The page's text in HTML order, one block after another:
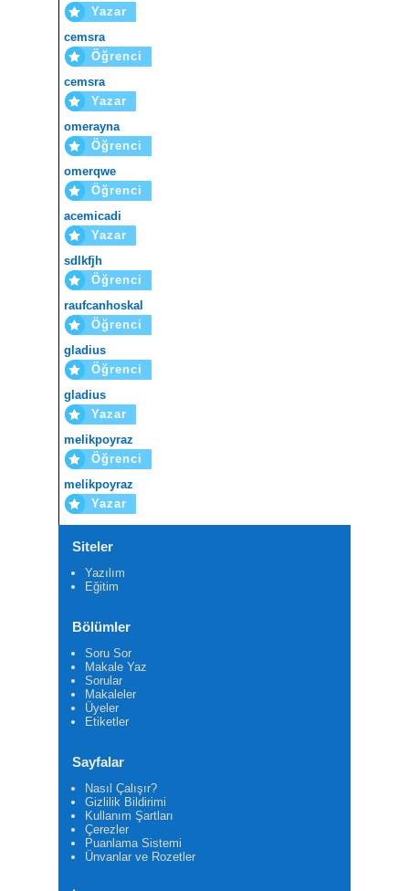
Yazar
cemsra
Öğrenci
cemsra
Yazar
omerayna
Öğrenci
omerqwe
Öğrenci
acemicadi
Yazar
sdlkfjh
Öğrenci
raufcanhoskal
Öğrenci
gladius
Öğrenci
gladius
Yazar
melikpoyraz
Öğrenci
melikpoyraz
Yazar
Siteler
Yazılım
Eğitim
Bölümler
Soru Sor
Makale Yaz
Sorular
Makaleler
Üyeler
Etiketler
Sayfalar
Nasıl Çalışır?
Gizlilik Bildirimi
Kullanım Şartları
Çerezler
Puanlama Sistemi
Ünvanlar ve Rozetler